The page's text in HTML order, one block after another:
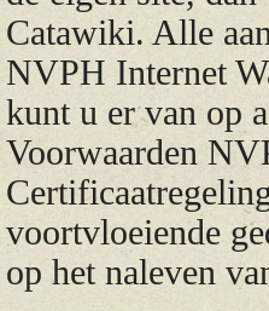
Catawiki. Alle
NVPH Internet
kunt u er van op
Voorwaarden
voortvloeiende
op het naleven